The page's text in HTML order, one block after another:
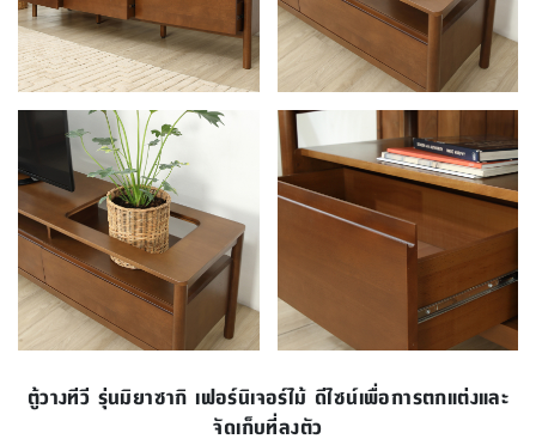
ตู้วางทีวี รุ่นมิยาซากิ เฟอร์นิเจอร์ไม้ ดีไซน์เพื่อการตกแต่งและ
จัดเก็บที่ลงตัว